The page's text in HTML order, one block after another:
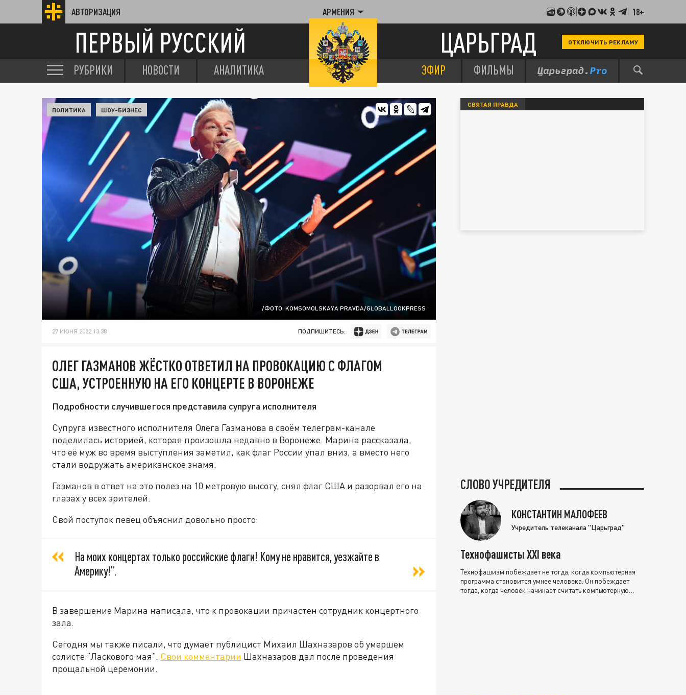
АВТОРИЗАЦИЯ АРМЕНИЯ 18+
ПЕРВЫЙ РУССКИЙ ЦАРЬГРАД ОТКЛЮЧИТЬ РЕКЛАМУ
РУБРИКИ НОВОСТИ АНАЛИТИКА ЭФИР ФИЛЬМЫ
/ФОТО: KOMSOMOLSKAYA PRAVDA/GLOBALLOOKPRESS
ПОЛИТИКА ШОУ-БИЗНЕС
27 ИЮНЯ 2022 13:38 ПОДПИШИТЕСЬ:
ОЛЕГ ГАЗМАНОВ ЖЁСТКО ОТВЕТИЛ НА ПРОВОКАЦИЮ С ФЛАГОМ
США, УСТРОЕННУЮ НА ЕГО КОНЦЕРТЕ В ВОРОНЕЖЕ
Подробности случившегося представила супруга исполнителя
Супруга известного исполнителя Олега Газманова в своём телеграм-канале
поделилась историей, которая произошла недавно в Воронеже. Марина рассказала,
что её муж во время выступления заметил, как флаг России упал вниз, а вместо него
стали водружать американское знамя.
Газманов в ответ на это полез на 10 метровую высоту, снял флаг США и разорвал его на
глазах у всех зрителей.
Свой поступок певец объяснил довольно просто:
На моих концертах только российские флаги! Кому не нравится, уезжайте в
Америку!”.
В завершение Марина написала, что к провокации причастен сотрудник концертного
зала.
Сегодня мы также писали, что думает публицист Михаил Шахназаров об умершем
солисте “Ласкового мая”. Свои комментарии Шахназаров дал после проведения
прощальной церемонии.
СВЯТАЯ ПРАВДА
СЛОВО УЧРЕДИТЕЛЯ
КОНСТАНТИН МАЛОФЕЕВ
Учредитель телеканала "Царьград"
Технофашисты XXI века
Технофашизм побеждает не тогда, когда компьютерная
программа становится умнее человека. Он побеждает
тогда, когда человек начинает считать компьютерную